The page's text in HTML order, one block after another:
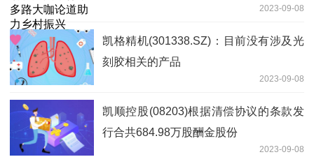
2023-09-08
凯格精机(301338.SZ)：目前没有涉及光
刻胶相关的产品
2023-09-08
凯顺控股(08203)根据清偿协议的条款发
行合共684.98万股酬金股份
2023-09-08